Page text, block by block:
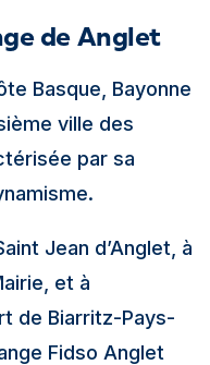
de Anglet
Basque, Bayonne
ville des
par sa
Jean d’Anglet, à
et à
de Biarritz-Pays-
Fidso Anglet